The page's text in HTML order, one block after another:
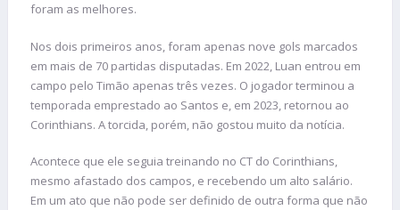
foram as melhores.
Nos dois primeiros anos, foram apenas nove gols marcados
em mais de 70 partidas disputadas. Em 2022, Luan entrou em
campo pelo Timão apenas três vezes. O jogador terminou a
temporada emprestado ao Santos e, em 2023, retornou ao
Corinthians. A torcida, porém, não gostou muito da notícia.
Acontece que ele seguia treinando no CT do Corinthians,
mesmo afastado dos campos, e recebendo um alto salário.
Em um ato que não pode ser definido de outra forma que não